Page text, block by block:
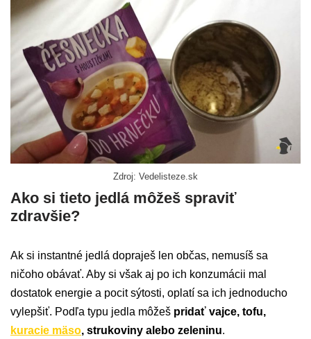
Zdroj: Vedelisteze.sk
Ako si tieto jedlá môžeš spraviť
zdravšie?
Ak si instantné jedlá dopraješ len občas, nemusíš sa
ničoho obávať. Aby si však aj po ich konzumácii mal
dostatok energie a pocit sýtosti, oplatí sa ich jednoducho
vylepšiť. Podľa typu jedla môžeš pridať vajce, tofu,
kuracie mäso, strukoviny alebo zeleninu.